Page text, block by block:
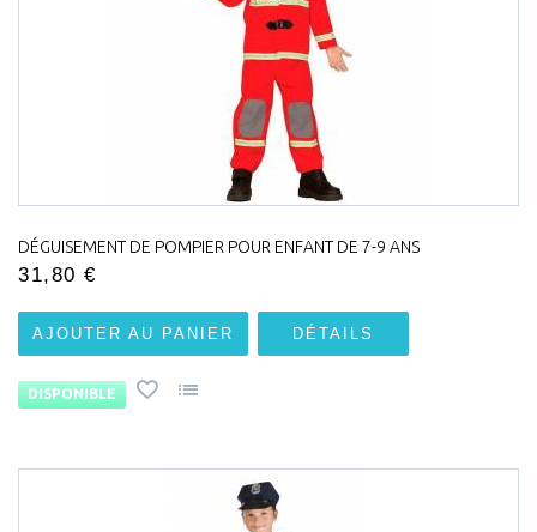
DÉGUISEMENT DE POMPIER POUR ENFANT DE 7-9 ANS
31,80 €
AJOUTER AU PANIER DÉTAILS
DISPONIBLE